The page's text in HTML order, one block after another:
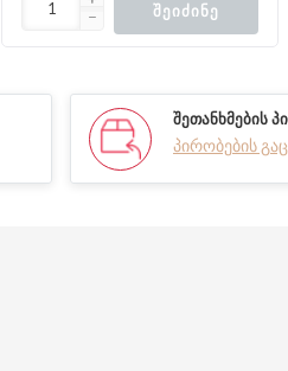
ᲨᲔᲘᲫᲘᲜᲔ
ᲨᲔᲗᲐᲜᲮᲛᲔᲑᲘᲡ
პირობების